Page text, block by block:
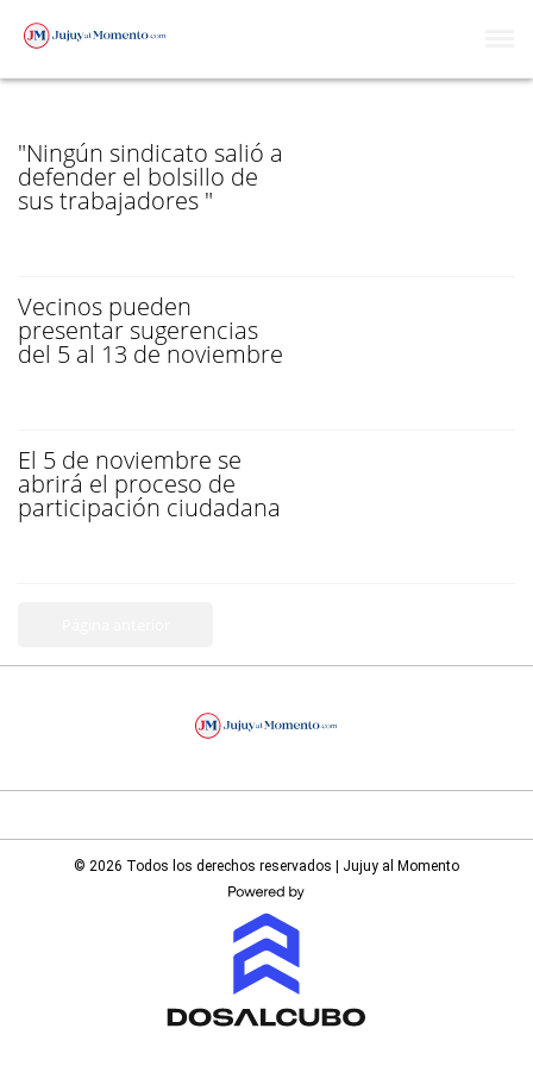
AUMENTO DE BOLETO
"Ningún sindicato salió a
defender el bolsillo de
sus trabajadores "
Vecinos pueden
presentar sugerencias
del 5 al 13 de noviembre
El 5 de noviembre se
abrirá el proceso de
participación ciudadana
© 2026 Todos los derechos reservados | Jujuy al Momento